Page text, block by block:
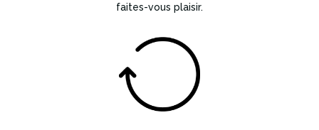
faites-vous plaisir.